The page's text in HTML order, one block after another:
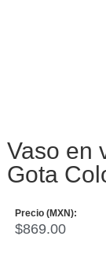
Vaso en
Gota
Precio (MXN):
$869.00